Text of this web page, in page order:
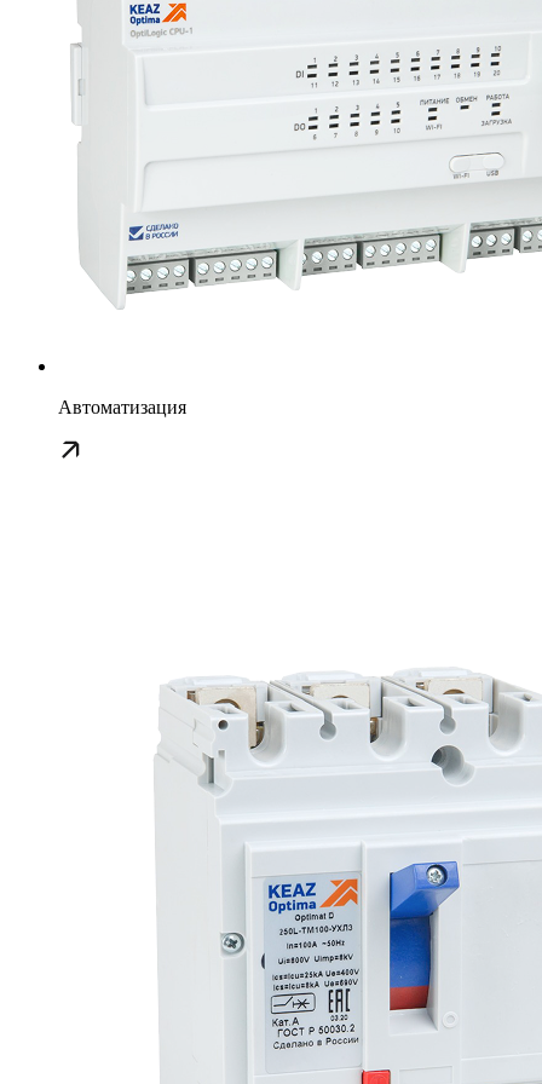
Автоматизация